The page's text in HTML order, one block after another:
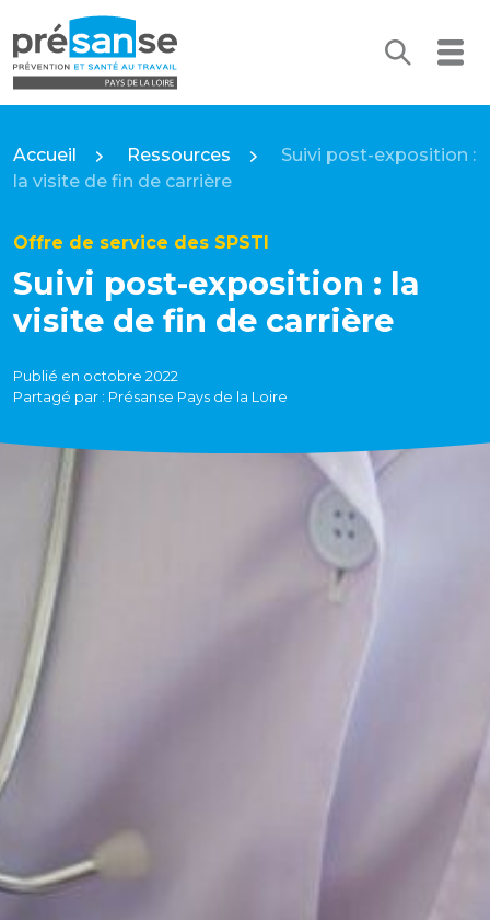
Présanse Pays de la Loire
Suivi post-exposition : la
visite de fin de carrière
Offre de service des SPSTI
Publié en octobre 2022
Partagé par : Présanse Pays de la Loire
Accueil Ressources
Suivi post-exposition :
la visite de fin de carrière